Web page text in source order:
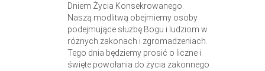
Dniem Życia Konsekrowanego.
Naszą modlitwą obejmiemy osoby
podejmujące służbę Bogu i ludziom w
różnych zakonach i zgromadzeniach.
Tego dnia będziemy prosić o liczne i
święte powołania do życia zakonnego